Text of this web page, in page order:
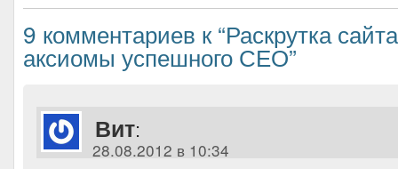
9 комментариев к “Раскрутка
аксиомы успешного СЕО”
Вит:
28.08.2012 в 10:34